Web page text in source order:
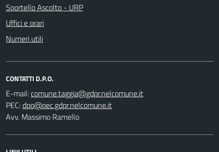
Sportello Ascolto - URP
Uffici e orari
Numeri utili
CONTATTI D.P.O.
E-mail:
PEC:
Avv. Massimo Ramello